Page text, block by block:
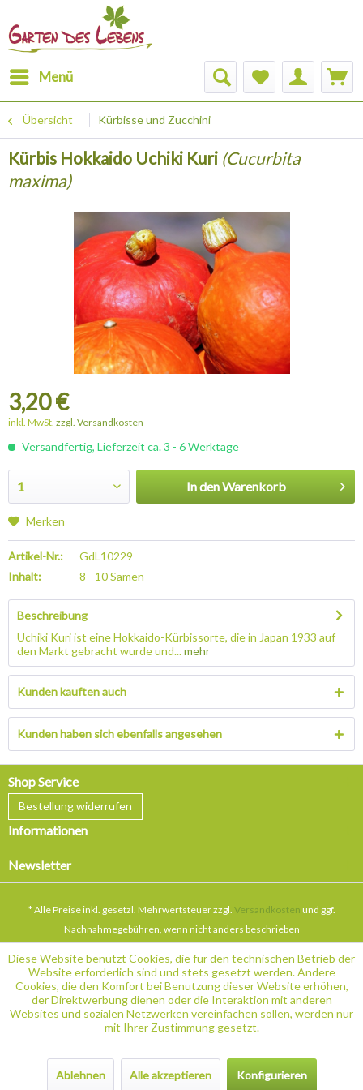
Menü
Übersicht Kürbisse und Zucchini
Kürbis Hokkaido Uchiki Kuri (Cucurbita
maxima)
3,20 €
inkl. MwSt. zzgl. Versandkosten
Versandfertig, Lieferzeit ca. 3 - 6 Werktage
In denWarenkorb
Merken
Artikel-Nr.:
GdL10229
Inhalt:
8 - 10 Samen
Beschreibung
Uchiki Kuri ist eine Hokkaido-Kürbissorte, die in Japan 1933 auf
den Markt gebracht wurde und...mehr
Kunden kauften auch
Kunden haben sich ebenfalls angesehen
Shop Service
Bestellung widerrufen
Informationen
Newsletter
* Alle Preise inkl. gesetzl. Mehrwertsteuer zzgl. Versandkosten und ggf.
Nachnahmegebühren, wenn nicht anders beschrieben
Diese Website benutzt Cookies, die für den technischen Betrieb der
Website erforderlich sind und stets gesetzt werden. Andere
Cookies, die den Komfort bei Benutzung dieser Website erhöhen,
der Direktwerbung dienen oder die Interaktion mit anderen
Websites und sozialen Netzwerken vereinfachen sollen, werden nur
mit Ihrer Zustimmung gesetzt.
Ablehnen Alle akzeptieren Konfigurieren